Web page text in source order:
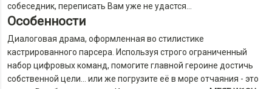
собеседник, переписать Вам уже не удастся…
Особенности
Диалоговая драма, оформленная во стилистике
кастрированного парсера. Используя строго ограниченный
набор цифровых команд, помогите главной героине достичь
собственной цели… или же погрузите её в море отчаяния - это